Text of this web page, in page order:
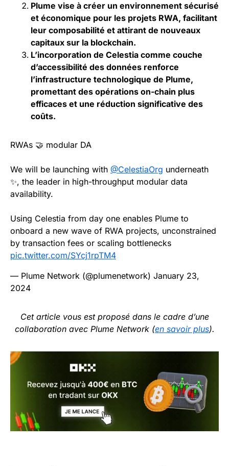
Plume vise à créer un environnement sécurisé
et économique pour les projets RWA, facilitant
leur composabilité et attirant de nouveaux
capitaux sur la blockchain.
L’incorporation de Celestia comme couche
d’accessibilité des données renforce
l’infrastructure technologique de Plume,
promettant des opérations on-chain plus
efficaces et une réduction significative des
coûts.
RWAs 🤝 modular DA
We will be launching with @CelestiaOrg underneath
✨, the leader in high-throughput modular data
availability.
Using Celestia from day one enables Plume to
onboard a new wave of RWA projects, unconstrained
by transaction fees or scaling bottlenecks
pic.twitter.com/SYcj1rpTM4
— Plume Network (@plumenetwork) January 23,
2024
Cet article vous est proposé dans le cadre d’une
collaboration avec Plume Network (en savoir plus).